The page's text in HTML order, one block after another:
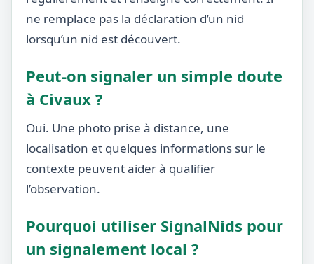
ne remplace pas la déclaration d’un nid
lorsqu’un nid est découvert.
Peut-on signaler un simple doute
à Civaux ?
Oui. Une photo prise à distance, une
localisation et quelques informations sur le
contexte peuvent aider à qualifier
l’observation.
Pourquoi utiliser SignalNids pour
un signalement local ?